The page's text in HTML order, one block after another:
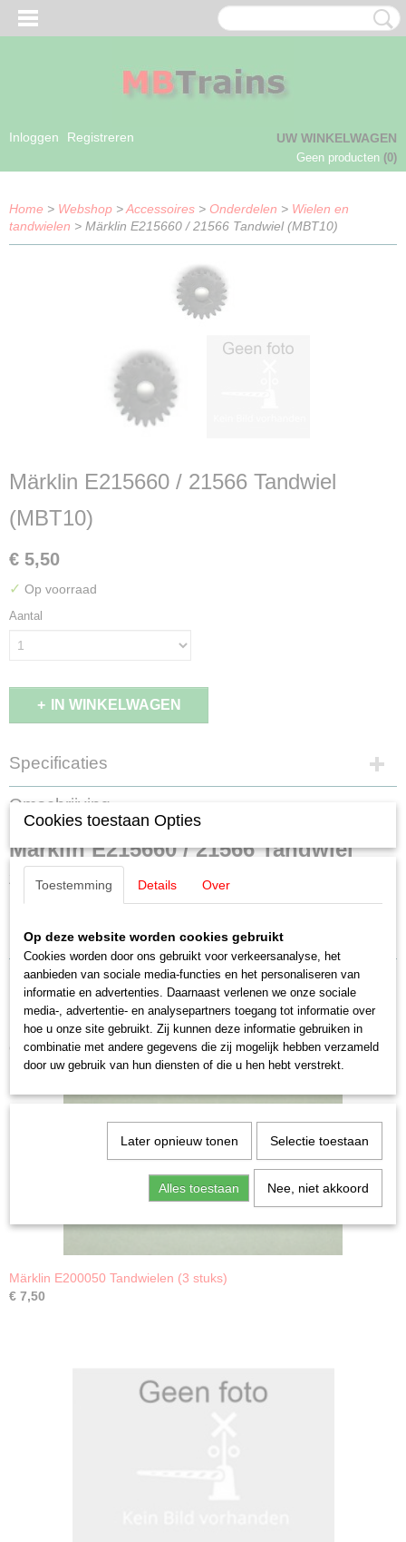
Inloggen Registreren UW WINKELWAGEN
Geen producten (0)
Home > Webshop >Accessoires > Onderdelen > Wielen en
tandwielen > Märklin E215660 / 21566 Tandwiel (MBT10)
Märklin E215660 / 21566 Tandwiel
(MBT10)
€ 5,50
✓ Op voorraad
Aantal
IN WINKELWAGEN
Specificaties
Productcode leverancier
E215660
H0 (1:87)
Omschrijving
Märklin E215660 / 21566 Tandwiel
Z= 22
Uitverkocht bij Märklin!
Ook interessant
Märklin E200050 Tandwielen (3 stuks)
€ 7,50
Cookies toestaan Opties
Toestemming Details Over
Op deze website worden cookies gebruikt
Cookies worden door ons gebruikt voor verkeersanalyse, het
aanbieden van sociale media-functies en het personaliseren van
informatie en advertenties. Daarnaast verlenen we onze sociale
media-, advertentie- en analysepartners toegang tot informatie over
hoe u onze site gebruikt. Zij kunnen deze informatie gebruiken in
combinatie met andere gegevens die zij mogelijk hebben verzameld
door uw gebruik van hun diensten of die u hen hebt verstrekt.
Later opnieuw tonen Selectie toestaan
Alles toestaan Nee, niet akkoord